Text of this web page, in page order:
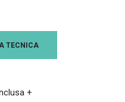
TECNICA
+